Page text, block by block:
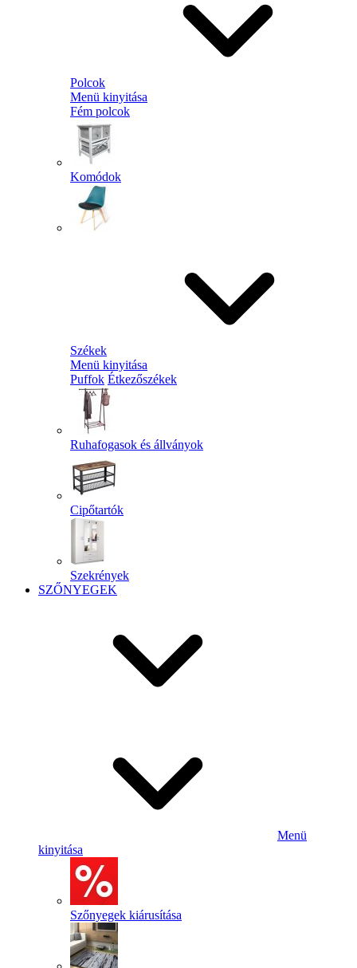
Polcok
Menü kinyitása
Fém polcok
Komódok
Székek
Menü kinyitása
Puffok Étkezőszékek
Ruhafogasok és állványok
Cipőtartók
Szekrények
SZŐNYEGEK
Menü
kinyitása
Szőnyegek kiárusítása